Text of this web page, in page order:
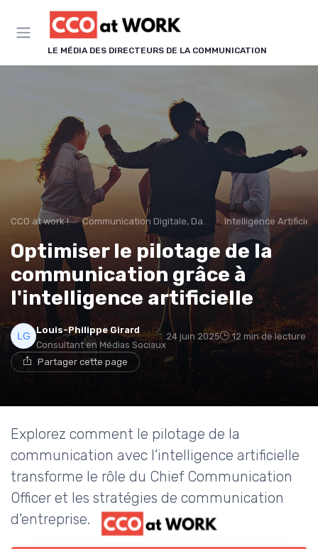
LE MÉDIA DES DIRECTEURS DE LA COMMUNICATION
CCO at work ! Communication Digitale, Data & IA Intelligence
Optimiser le pilotage de la
communication grâce à
l'intelligence artificielle
Louis-Philippe Girard
Consultant en Médias Sociaux
24 juin 2025 12 min de lecture
Partager cette page
Explorez comment le pilotage de la
communication avec l’intelligence artificielle
transforme le rôle du Chief Communication
Officer et les stratégies de communication
d’entreprise.
Panneau de gestion des cookies